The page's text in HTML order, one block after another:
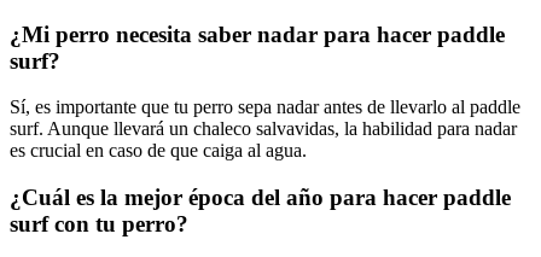
¿Mi perro necesita saber nadar para hacer paddle
surf?
Sí, es importante que tu perro sepa nadar antes de llevarlo al paddle
surf. Aunque llevará un chaleco salvavidas, la habilidad para nadar
es crucial en caso de que caiga al agua.
¿Cuál es la mejor época del año para hacer paddle
surf con tu perro?